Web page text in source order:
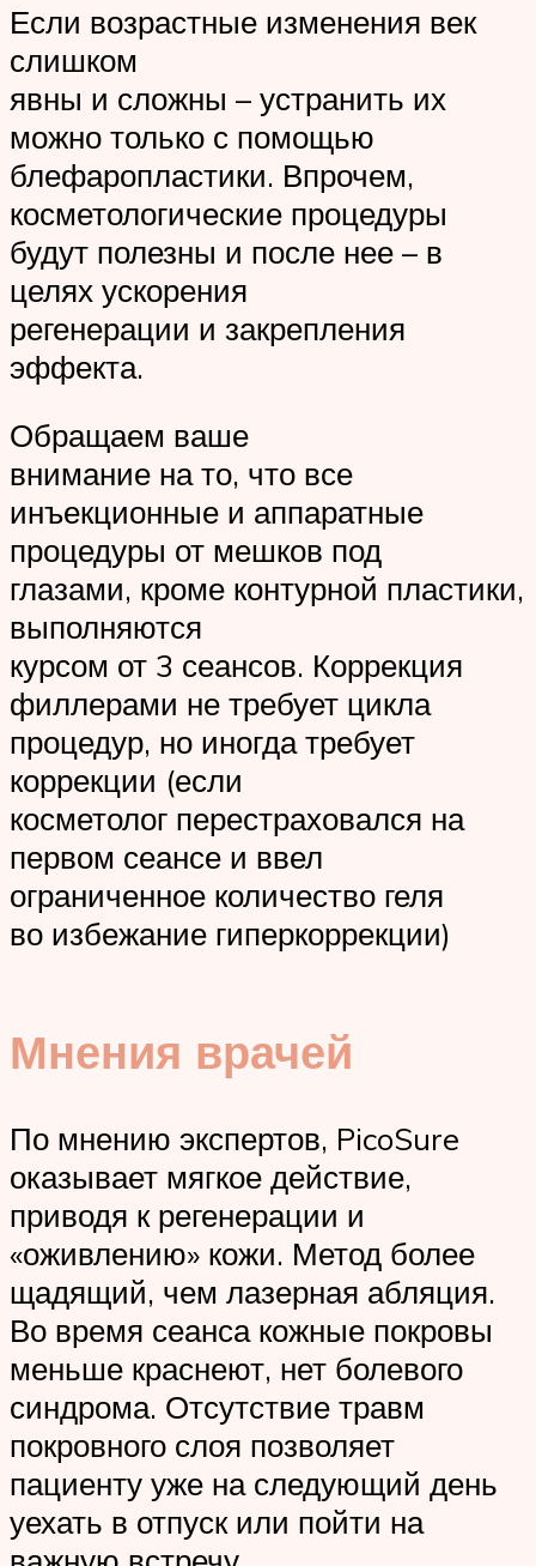
Если возрастные изменения век
слишком
явны и сложны – устранить их
можно только с помощью
блефаропластики. Впрочем,
косметологические процедуры
будут полезны и после нее – в
целях ускорения
регенерации и закрепления
эффекта.
Обращаем ваше
внимание на то, что все
инъекционные и аппаратные
процедуры от мешков под
глазами, кроме контурной пластики,
выполняются
курсом от 3 сеансов. Коррекция
филлерами не требует цикла
процедур, но иногда требует
коррекции (если
косметолог перестраховался на
первом сеансе и ввел
ограниченное количество геля
во избежание гиперкоррекции)
Мнения врачей
По мнению экспертов, PicoSure
оказывает мягкое действие,
приводя к регенерации и
«оживлению» кожи. Метод более
щадящий, чем лазерная абляция.
Во время сеанса кожные покровы
меньше краснеют, нет болевого
синдрома. Отсутствие травм
покровного слоя позволяет
пациенту уже на следующий день
уехать в отпуск или пойти на